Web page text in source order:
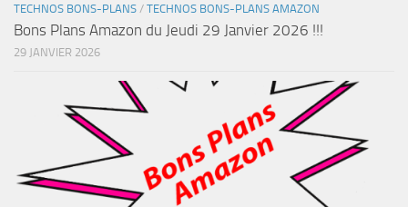
TECHNOS BONS-PLANS / TECHNOS BONS-PLANS AMAZON
Bons Plans Amazon du Jeudi 29 Janvier 2026 !!!
29 JANVIER 2026